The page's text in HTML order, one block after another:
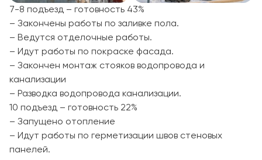
7-8 подъезд – готовность 43%
– Закончены работы по заливке пола.
– Ведутся отделочные работы.
– Идут работы по покраске фасада.
– Закончен монтаж стояков водопровода и
канализации
– Разводка водопровода канализации.
10 подъезд – готовность 22%
– Запущено отопление
– Идут работы по герметизации швов стеновых
панелей.